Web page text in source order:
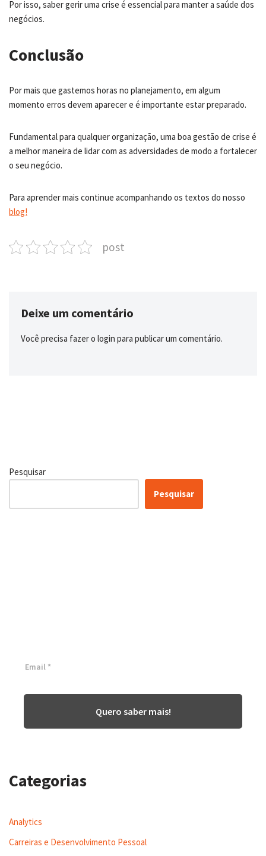
Por isso, saber gerir uma crise é essencial para manter a saúde dos
negócios.
Conclusão
Por mais que gastemos horas no planejamento, em algum
momento erros devem aparecer e é importante estar preparado.
Fundamental para qualquer organização, uma boa gestão de crise é
a melhor maneira de lidar com as adversidades de modo a fortalecer
o seu negócio.
Para aprender mais continue acompanhando os textos do nosso
blog!
post
Deixe um comentário
Você precisa fazer o login para publicar um comentário.
Pesquisar
Pesquisar
Quero saber mais!
Categorias
Analytics
Carreiras e Desenvolvimento Pessoal